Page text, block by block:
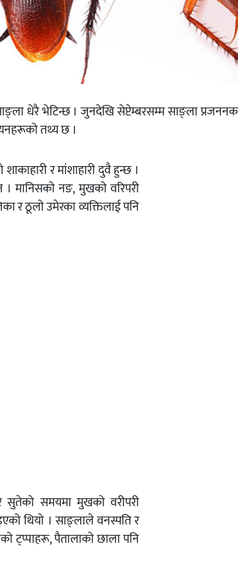
साङ्ला धेरै भेटिन्छ । जुनदेखि सेप्टेम्बरसम्म साङ्ला
तथ्य छ ।
र मांशाहारी दुवै हुन्छ ।
। मानिसको नङ, मुखको वरिपरी
र ठूलो उमेरका व्यक्तिलाई पनि
सुतेको समयमा मुखको वरीपरी
थियो । साङ्लाले वनस्पति र
ट्प्पाहरू, पैतालाको छाला पनि